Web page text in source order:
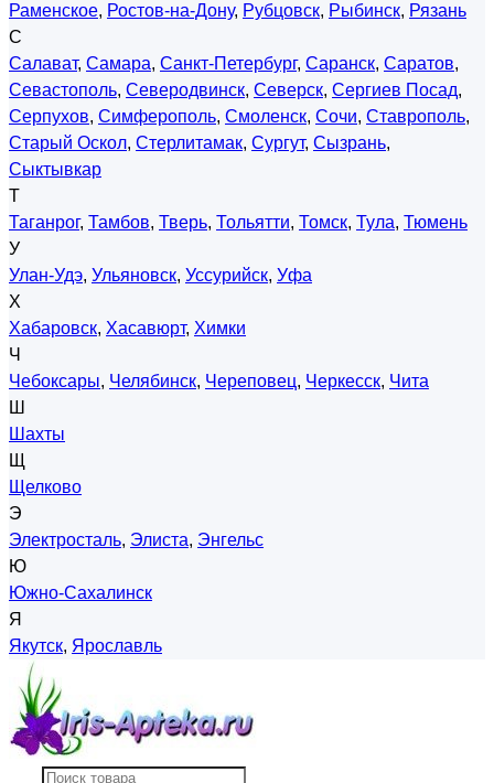
Раменское, Ростов-на-Дону, Рубцовск, Рыбинск, Рязань
С
Салават, Самара, Санкт-Петербург, Саранск, Саратов,
Севастополь, Северодвинск, Северск, Сергиев Посад,
Серпухов, Симферополь, Смоленск, Сочи, Ставрополь,
Старый Оскол, Стерлитамак, Сургут, Сызрань,
Сыктывкар
Т
Таганрог, Тамбов, Тверь, Тольятти, Томск, Тула, Тюмень
У
Улан-Удэ, Ульяновск, Уссурийск, Уфа
Х
Хабаровск, Хасавюрт, Химки
Ч
Чебоксары, Челябинск, Череповец, Черкесск, Чита
Ш
Шахты
Щ
Щелково
Э
Электросталь, Элиста, Энгельс
Ю
Южно-Сахалинск
Я
Якутск, Ярославль